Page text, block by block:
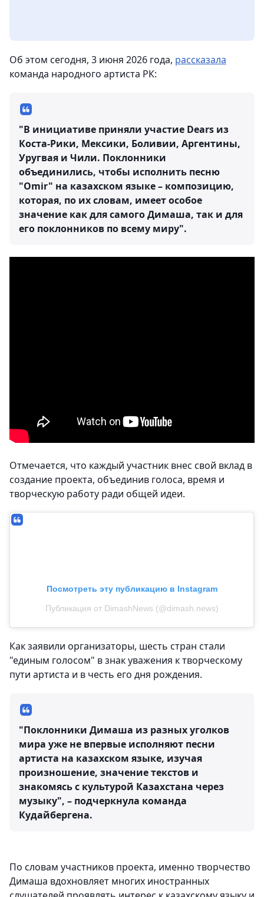
Об этом сегодня, 3 июня 2026 года, рассказала
команда народного артиста РК:
"В инициативе приняли участие Dears из
Коста-Рики, Мексики, Боливии, Аргентины,
Уругвая и Чили. Поклонники
объединились, чтобы исполнить песню
"Omir" на казахском языке – композицию,
которая, по их словам, имеет особое
значение как для самого Димаша, так и для
его поклонников по всему миру".
Отмечается, что каждый участник внес свой вклад в
создание проекта, объединив голоса, время и
творческую работу ради общей идеи.
Посмотреть эту публикацию в Instagram
Публикация от DimashNews (@dimash.news)
Как заявили организаторы, шесть стран стали
"единым голосом" в знак уважения к творческому
пути артиста и в честь его дня рождения.
"Поклонники Димаша из разных уголков
мира уже не впервые исполняют песни
артиста на казахском языке, изучая
произношение, значение текстов и
знакомясь с культурой Казахстана через
музыку", – подчеркнула команда
Кудайбергена.
По словам участников проекта, именно творчество
Димаша вдохновляет многих иностранных